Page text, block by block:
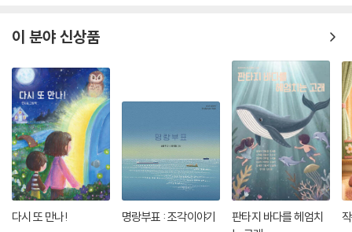
이 분야 신상품
다시 또 만나! 명랑부표 : 조각이야기
판타지 바다를 헤엄치